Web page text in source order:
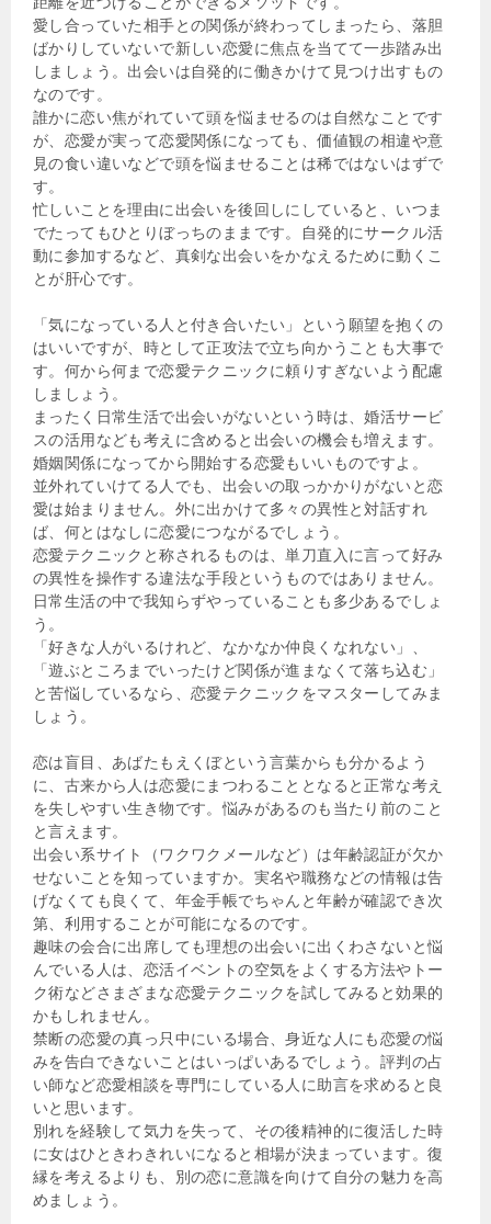
愛し合っていた相手との関係が終わってしまったら、落胆
ばかりしていないで新しい恋愛に焦点を当てて一歩踏み出
しましょう。出会いは自発的に働きかけて見つけ出すもの
なのです。
誰かに恋い焦がれていて頭を悩ませるのは自然なことです
が、恋愛が実って恋愛関係になっても、価値観の相違や意
見の食い違いなどで頭を悩ませることは稀ではないはずで
す。
忙しいことを理由に出会いを後回しにしていると、いつま
でたってもひとりぼっちのままです。自発的にサークル活
動に参加するなど、真剣な出会いをかなえるために動くこ
とが肝心です。
「気になっている人と付き合いたい」という願望を抱くの
はいいですが、時として正攻法で立ち向かうことも大事で
す。何から何まで恋愛テクニックに頼りすぎないよう配慮
しましょう。
まったく日常生活で出会いがないという時は、婚活サービ
スの活用なども考えに含めると出会いの機会も増えます。
婚姻関係になってから開始する恋愛もいいものですよ。
並外れていけてる人でも、出会いの取っかかりがないと恋
愛は始まりません。外に出かけて多々の異性と対話すれ
ば、何とはなしに恋愛につながるでしょう。
恋愛テクニックと称されるものは、単刀直入に言って好み
の異性を操作する違法な手段というものではありません。
日常生活の中で我知らずやっていることも多少あるでしょ
う。
「好きな人がいるけれど、なかなか仲良くなれない」、
「遊ぶところまでいったけど関係が進まなくて落ち込む」
と苦悩しているなら、恋愛テクニックをマスターしてみま
しょう。
恋は盲目、あばたもえくぼという言葉からも分かるよう
に、古来から人は恋愛にまつわることとなると正常な考え
を失しやすい生き物です。悩みがあるのも当たり前のこと
と言えます。
出会い系サイト（ワクワクメールなど）は年齢認証が欠か
せないことを知っていますか。実名や職務などの情報は告
げなくても良くて、年金手帳でちゃんと年齢が確認でき次
第、利用することが可能になるのです。
趣味の会合に出席しても理想の出会いに出くわさないと悩
んでいる人は、恋活イベントの空気をよくする方法やトー
ク術などさまざまな恋愛テクニックを試してみると効果的
かもしれません。
禁断の恋愛の真っ只中にいる場合、身近な人にも恋愛の悩
みを告白できないことはいっぱいあるでしょう。評判の占
い師など恋愛相談を専門にしている人に助言を求めると良
いと思います。
別れを経験して気力を失って、その後精神的に復活した時
に女はひときわきれいになると相場が決まっています。復
縁を考えるよりも、別の恋に意識を向けて自分の魅力を高
めましょう。